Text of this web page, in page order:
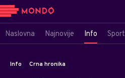
Naslovna Najnovije Info Sport
Info Crna hronika